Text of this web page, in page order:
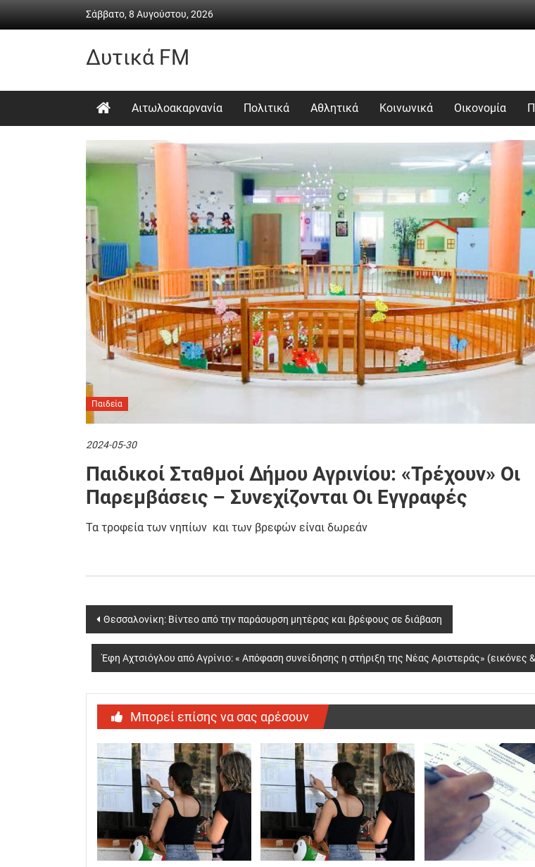
Σάββατο, 8 Αυγούστου, 2026
Δυτικά FM
Καθημερινή
&
ψυχαγωγία
Αιτωλοακαρνανία Πολιτικά Αθλητικά Κοινωνικά Οικονομία
Παιδεία
2024-05-30
Παιδικοί Σταθμοί Δήμου Αγρινίου: «Τρέχουν» Οι
Παρεμβάσεις – Συνεχίζονται Οι Εγγραφές
Τα τροφεία των νηπίων και των βρεφών είναι δωρεάν
Post
navigation
Θεσσαλονίκη: Βίντεο από την παράσυρση μητέρας και βρέφους σε διάβαση
Έφη Αχτσιόγλου από Αγρίνιο: « Απόφαση συνείδησης η στήριξη της Νέας Αριστεράς» (εικόνες
Μπορεί επίσης να σας αρέσουν